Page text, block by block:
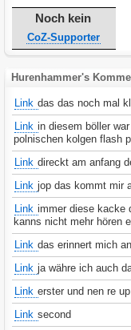
Noch kein
CoZ-Supporter
Hurenhammer's
Link das das noch mal
Link in diesem böller
polnischen kolgen flash
Link direckt am anfang
Link jop das kommt mir
Link immer diese kacke
kanns nicht mehr hören
Link das erinnert mich an
Link ja währe ich auch
Link erster und nen re
Link second